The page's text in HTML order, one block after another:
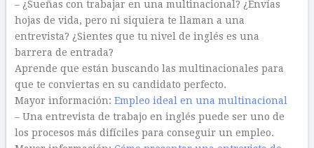
– ¿Sueñas con trabajar en una multinacional? ¿Envías
hojas de vida, pero ni siquiera te llaman a una
entrevista? ¿Sientes que tu nivel de inglés es una
barrera de entrada?
Aprende que están buscando las multinacionales para
que te conviertas en su candidato perfecto.
Mayor información: Empleo ideal en una multinacional
– Una entrevista de trabajo en inglés puede ser uno de
los procesos más difíciles para conseguir un empleo.